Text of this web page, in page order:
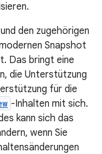
den zugehörigen
Snapshot
Das bringt eine
die Unterstützung
für die
-Inhalten mit sich.
kann sich das
wenn Sie